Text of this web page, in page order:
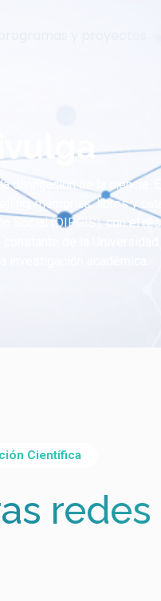
de la ciencia.
memorias, libros y
(DIPGIS), con el
de la
Científica